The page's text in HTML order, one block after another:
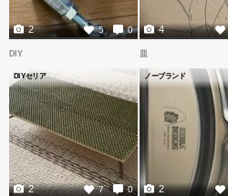
5 0
2 4
DIY
DIYセリア
7 0
2
皿
ノーブランド
2